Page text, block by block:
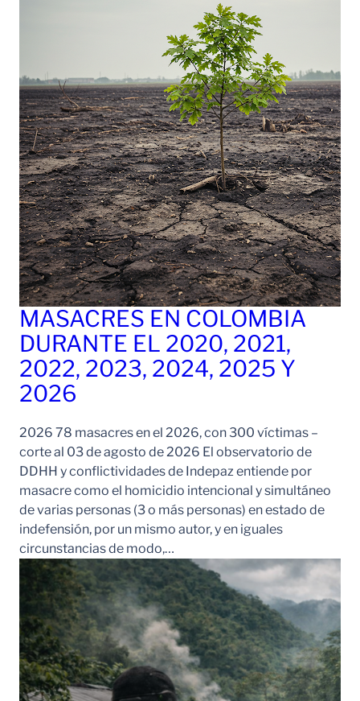
MASACRES EN COLOMBIA
DURANTE EL 2020, 2021,
2022, 2023, 2024, 2025 Y
2026
2026 78 masacres en el 2026, con 300 víctimas –
corte al 03 de agosto de 2026 El observatorio de
DDHH y conflictividades de Indepaz entiende por
masacre como el homicidio intencional y simultáneo
de varias personas (3 o más personas) en estado de
indefensión, por un mismo autor, y en iguales
circunstancias de modo,…